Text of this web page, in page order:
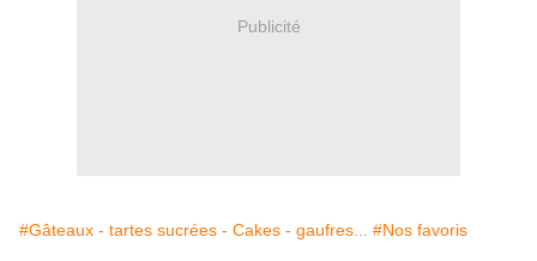
Publicité
#Gâteaux - tartes sucrées - Cakes - gaufres... #Nos favoris